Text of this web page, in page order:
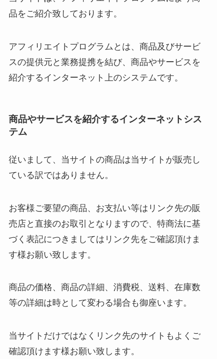
品をご紹介致しております。
アフィリエイトプログラムとは、商品及びサービ
スの提供元と業務提携を結び、商品やサービスを
紹介するインターネット上のシステムです。
商品やサービスを紹介するインターネットシス
テム
従いまして、当サイトの商品は当サイトが販売し
ている訳ではありません。
お客様ご要望の商品、お支払い等はリンク先の販
売店と直接のお取引となりますので、特商法に基
づく表記につきましてはリンク先をご確認頂けま
す様お願い致します。
商品の価格、商品の詳細、消費税、送料、在庫数
等の詳細は時として変わる場合も御座います。
当サイトだけではなくリンク先のサイトもよくご
確認頂けます様お願い致します。